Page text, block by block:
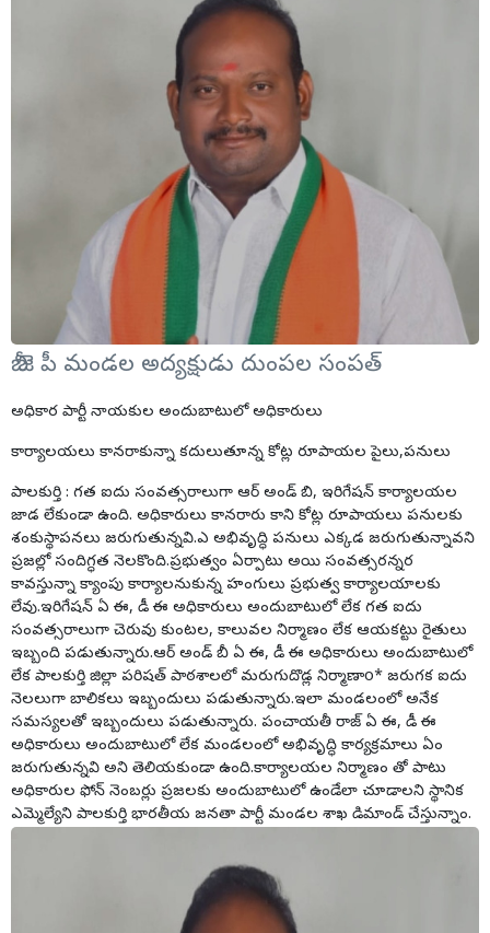
బీ జె పీ మండల అద్యక్షుడు దుంపల సంపత్
అధికార పార్టీ నాయకుల అందుబాటులో అధికారులు
కార్యాలయలు కానరాకున్నా కదులుతూన్న కోట్ల రూపాయల పైలు,పనులు
పాలకుర్తి : గత ఐదు సంవత్సరాలుగా ఆర్ అండ్ బి, ఇరిగేషన్ కార్యాలయల
జాడ లేకుండా ఉంది. అధికారులు కానరారు కాని కోట్ల రూపాయలు పనులకు
శంకుస్థాపనలు జరుగుతున్నవి.ఎ అభివృద్ధి పనులు ఎక్కడ జరుగుతున్నావని
ప్రజల్లో సందిగ్ధత నెలకొంది.ప్రభుత్వం ఏర్పాటు అయి సంవత్సరన్నర
కావస్తున్నా క్యాంపు కార్యాలనుకున్న హంగులు ప్రభుత్వ కార్యాలయాలకు
లేవు.ఇరిగేషన్ ఏ ఈ, డీ ఈ అధికారులు అందుబాటులో లేక గత ఐదు
సంవత్సరాలుగా చెరువు కుంటల, కాలువల నిర్మాణం లేక ఆయకట్టు రైతులు
ఇబ్బంది పడుతున్నారు.ఆర్ అండ్ బీ ఏ ఈ, డీ ఈ అధికారులు అందుబాటులో
లేక పాలకుర్తి జిల్లా పరిషత్ పాఠశాలలో మరుగుదొడ్ల నిర్మాణాo* జరుగక ఐదు
నెలలుగా బాలికలు ఇబ్బందులు పడుతున్నారు.ఇలా మండలంలో అనేక
సమస్యలతో ఇబ్బందులు పడుతున్నారు. పంచాయతీ రాజ్ ఏ ఈ, డీ ఈ
అధికారులు అందుబాటులో లేక మండలంలో అభివృద్ధి కార్యక్రమాలు ఏం
జరుగుతున్నవి అని తెలియకుండా ఉంది.కార్యాలయల నిర్మాణం తో పాటు
అధికారుల ఫోన్ నెంబర్లు ప్రజలకు అందుబాటులో ఉండేలా చూడాలని స్థానిక
ఎమ్మెల్యేని పాలకుర్తి భారతీయ జనతా పార్టీ మండల శాఖ డిమాండ్ చేస్తున్నాం.